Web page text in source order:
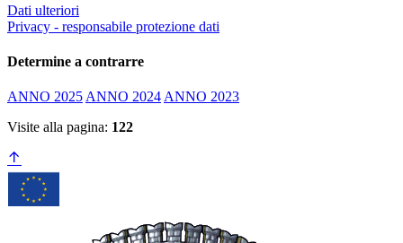
Dati ulteriori
Privacy - responsabile protezione dati
Determine a contrarre
ANNO 2025 ANNO 2024 ANNO 2023
Visite alla pagina: 122